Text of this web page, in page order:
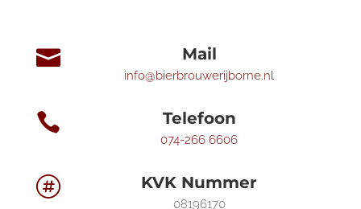
 Mail
info@bierbrouwerijborne.nl
 Telefoon
074-266 6606
 KVK Nummer
08196170